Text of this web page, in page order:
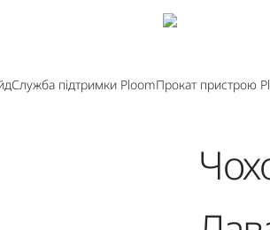
Служба підтримки PloomПрокат пристрою